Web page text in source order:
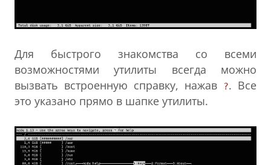
Для быстрого знакомства со всеми
возможностями утилиты всегда можно
вызвать встроенную справку, нажав
?. Все
это указано прямо в шапке утилиты.